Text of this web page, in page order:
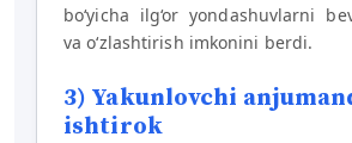
bo‘yicha ilg‘or yondashuvlarni
va o‘zlashtirish imkonini berdi.
3) Yakunlovchi
ishtirok